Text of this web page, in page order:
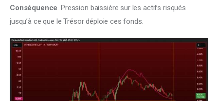
Conséquence. Pression baissière sur les actifs risqués
jusqu’à ce que le Trésor déploie ces fonds.